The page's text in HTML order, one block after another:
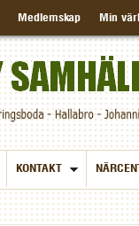
Medlemskap Min
KONTAKT